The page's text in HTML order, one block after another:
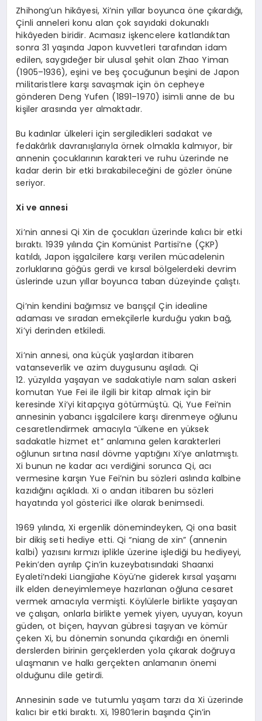
Zhihong’un hikâyesi, Xi’nin yıllar boyunca öne çıkardığı,
Çinli anneleri konu alan çok sayıdaki dokunaklı
hikâyeden biridir. Acımasız işkencelere katlandıktan
sonra 31 yaşında Japon kuvvetleri tarafından idam
edilen, saygıdeğer bir ulusal şehit olan Zhao Yiman
(1905–1936), eşini ve beş çocuğunun beşini de Japon
militaristlere karşı savaşmak için ön cepheye
gönderen Deng Yufen (1891–1970) isimli anne de bu
kişiler arasında yer almaktadır.
Bu kadınlar ülkeleri için sergiledikleri sadakat ve
fedakârlık davranışlarıyla örnek olmakla kalmıyor, bir
annenin çocuklarının karakteri ve ruhu üzerinde ne
kadar derin bir etki bırakabileceğini de gözler önüne
seriyor.
Xi ve annesi
Xi’nin annesi Qi Xin de çocukları üzerinde kalıcı bir etki
bıraktı. 1939 yılında Çin Komünist Partisi’ne (ÇKP)
katıldı, Japon işgalcilere karşı verilen mücadelenin
zorluklarına göğüs gerdi ve kırsal bölgelerdeki devrim
üslerinde uzun yıllar boyunca taban düzeyinde çalıştı.
Qi’nin kendini bağımsız ve barışçıl Çin idealine
adaması ve sıradan emekçilerle kurduğu yakın bağ,
Xi’yi derinden etkiledi.
Xi’nin annesi, ona küçük yaşlardan itibaren
vatanseverlik ve azim duygusunu aşıladı. Qi
12. yüzyılda yaşayan ve sadakatiyle nam salan askeri
komutan Yue Fei ile ilgili bir kitap almak için bir
keresinde Xi’yi kitapçıya götürmüştü. Qi, Yue Fei’nin
annesinin yabancı işgalcilere karşı direnmeye oğlunu
cesaretlendirmek amacıyla “ülkene en yüksek
sadakatle hizmet et” anlamına gelen karakterleri
oğlunun sırtına nasıl dövme yaptığını Xi’ye anlatmıştı.
Xi bunun ne kadar acı verdiğini sorunca Qi, acı
vermesine karşın Yue Fei’nin bu sözleri aslında kalbine
kazıdığını açıkladı. Xi o andan itibaren bu sözleri
hayatında yol gösterici ilke olarak benimsedi.
1969 yılında, Xi ergenlik dönemindeyken, Qi ona basit
bir dikiş seti hediye etti. Qi “niang de xin” (annenin
kalbi) yazısını kırmızı iplikle üzerine işlediği bu hediyeyi,
Pekin’den ayrılıp Çin’in kuzeybatısındaki Shaanxi
Eyaleti’ndeki Liangjiahe Köyü’ne giderek kırsal yaşamı
ilk elden deneyimlemeye hazırlanan oğluna cesaret
vermek amacıyla vermişti. Köylülerle birlikte yaşayan
ve çalışan, onlarla birlikte yemek yiyen, uyuyan, koyun
güden, ot biçen, hayvan gübresi taşıyan ve kömür
çeken Xi, bu dönemin sonunda çıkardığı en önemli
derslerden birinin gerçeklerden yola çıkarak doğruya
ulaşmanın ve halkı gerçekten anlamanın önemi
olduğunu dile getirdi.
Annesinin sade ve tutumlu yaşam tarzı da Xi üzerinde
kalıcı bir etki bıraktı. Xi, 1980’lerin başında Çin’in